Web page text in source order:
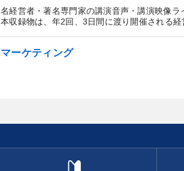
名経営者・著名専門家の講演音声・講演映像
本収録物は、年2回、3日間に渡り開催される経
マーケティング